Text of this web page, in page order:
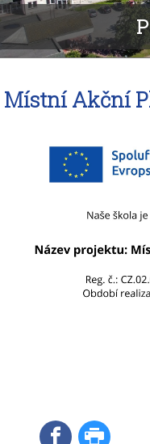
Kalendář akcí
Organizace školního
Školská rada
Místní Akční